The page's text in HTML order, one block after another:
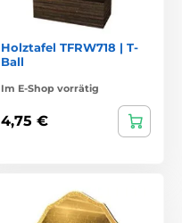
Holztafel TFRW718 | T-
Ball
Im E-Shop vorrätig
4,75 €